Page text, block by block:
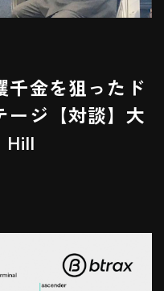
千金を狙ったド
ージ【対談】大
Hill